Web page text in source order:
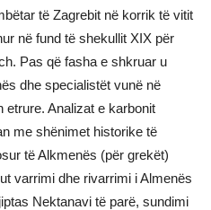
të Zagrebit në korrik të vitit
në fund të shekullit XIX për
Pas që fasha e shkruar u
dhe specialistët vunë në
etrure. Analizat e karbonit
me shënimet historike të
të Alkmenës (për grekët)
varrimi dhe rivarrimi i Almenës
Nektanavi të parë, sundimi